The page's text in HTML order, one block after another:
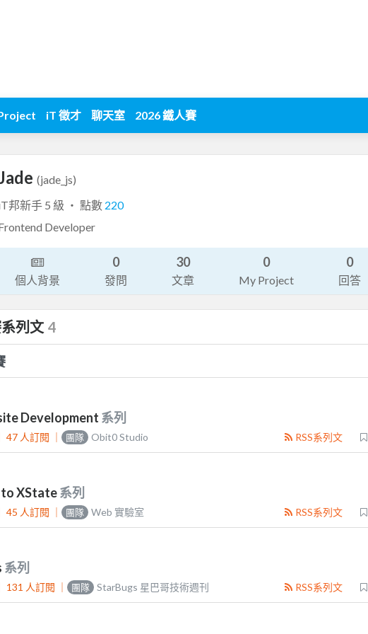
iT 徵才 聊天室 2026 鐵人賽
(jade_js)
邦新手 5 級 ‧ 點數 220
Developer
個人背景
0
發問
30
文章
0
My Project
0
回答
列文 4
Development 系列
47 人訂閱 RSS系列文
團隊 Obit0 Studio
to XState系列
45 人訂閱 RSS系列文
團隊 Web 實驗室
系列
131 人訂閱 RSS系列文
團隊 StarBugs 星巴哥技術週刊